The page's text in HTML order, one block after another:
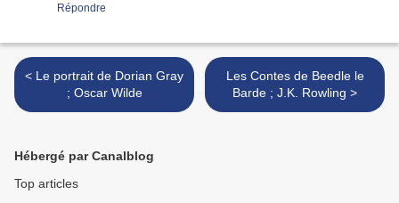
Répondre
< Le portrait de Dorian Gray
; Oscar Wilde
Les Contes de Beedle le
Barde ; J.K. Rowling >
Hébergé par Canalblog
Top articles